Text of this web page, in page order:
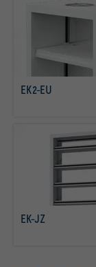
Räumen
EK2-EU
EK-JZ